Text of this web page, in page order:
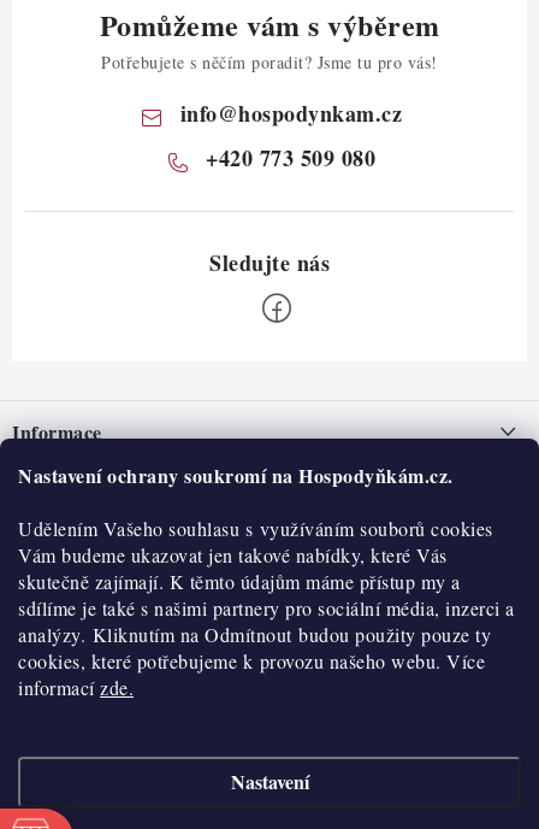
Nastavení ochrany soukromí na Hospodyňkám.cz.
Udělením Vašeho souhlasu s využíváním souborů cookies
Vám budeme ukazovat jen takové nabídky, které Vás
skutečně zajímají. K těmto údajům máme přístup my a
sdílíme je také s našimi partnery pro sociální média, inzerci a
analýzy. Kliknutím na Odmítnout budou použity pouze ty
cookies, které potřebujeme k provozu našeho webu. Více
informacízde.
Nastavení
Pomůžeme vám s výběrem
Potřebujete s něčím poradit? Jsme tu pro vás!
info@hospodynkam.cz
+420 773 509 080
pInformace
Nepřevzetí zásilky na dobírku
Obchodní podmínky
Hodnocení obchodu
Blog
Moje objednávka
O nás
Historie
Kontakty
O nákupu
Reklamace a vratky
Výdejní místa
Copyright 2026